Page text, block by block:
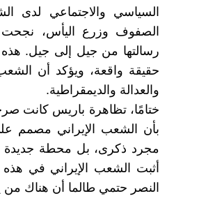
السياسي والاجتماعي لدى
الصفوف وزرع اليأس،
رسالتها من جيل إلى جيل. هذه
حقيقة واقعة، ويؤكد أن
والعدالة والديمقراطية.
ختامًا، تظاهرة باريس كانت
بأن الشعب الإيراني مصمم
مجرد ذكرى، بل محطة جديدة
أثبت الشعب الإيراني في
النصر حتمي طالما أن هناك